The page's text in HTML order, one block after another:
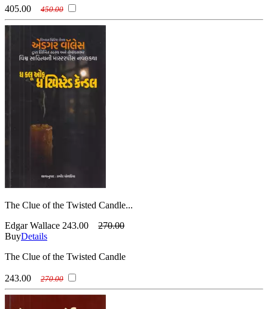
405.00 450.00
The Clue of the Twisted Candle...
Edgar Wallace 243.00
270.00
BuyDetails
The Clue of the Twisted Candle
243.00 270.00